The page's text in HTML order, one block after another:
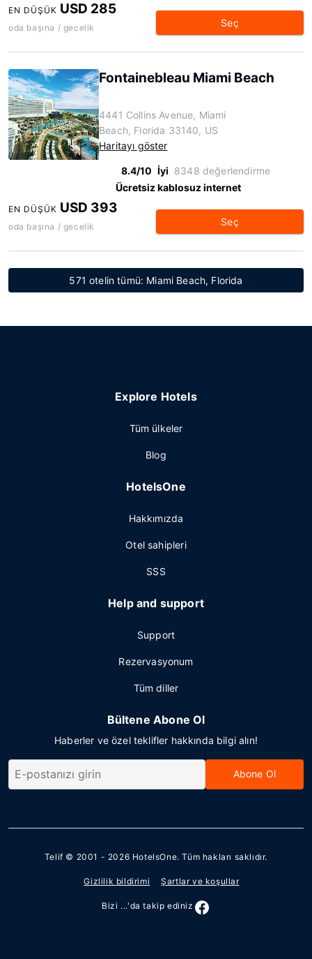
EN DÜŞÜK USD 285
oda başına / gecelik Seç
Fontainebleau Miami Beach
4441 Collins Avenue, Miami
Beach, Florida 33140, US
Haritayı göster
8.4/10 İyi 8348 değerlendirme
Ücretsiz kablosuz internet
EN DÜŞÜK USD 393
oda başına / gecelik Seç
571 otelin tümü: Miami Beach, Florida
Explore Hotels
Tüm ülkeler
Blog
HotelsOne
Hakkımızda
Otel sahipleri
SSS
Help and support
Support
Rezervasyonum
Tüm diller
Bültene Abone Ol
Haberler ve özel teklifler hakkında bilgi alın!
Abone Ol
Telif © 2001 - 2026 HotelsOne. Tüm hakları saklıdır.
Gizlilik bildirimi Şartlar ve koşullar
Bizi ...'da takip ediniz